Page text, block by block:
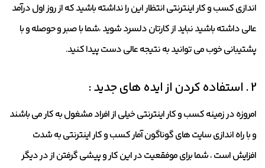
اندازی کسب و کار اینترنتی انتظار این را نداشته باشید که از روز اول درآمد
عالی داشته باشید نباید از کارتان دلسرد شوید ،شما با صبر و حوصله و با
پشتیبانی خوب می توانید به نتیجه عالی دست پیدا کنید.
2 . استفاده کردن از ایده های جدید :
امروزه در زمینه کسب و کار اینترنتی خیلی از افراد مشغول به کار می باشند
و با راه اندازی سایت های گوناگون آمار کسب و کار اینترنتی به شدت
افزایش است ، شما برای موفقعیت در این کار و پیشی گرفتن از در دیگر